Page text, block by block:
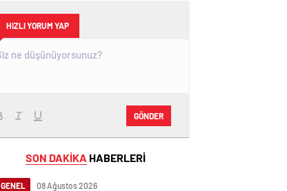
HIZLI YORUM YAP
GÖNDER
SON DAKİKA HABERLERİ
GENEL 08 Ağustos 2026